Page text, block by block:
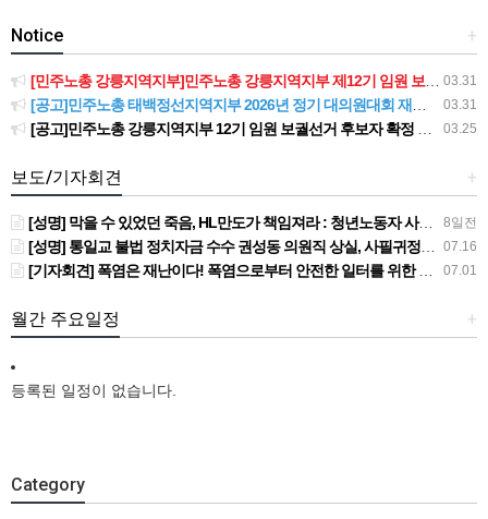
+
Notice
03.31
[민주노총 강릉지역지부]민주노총 강릉지역지부 제12기 임원 보궐선거결과 공고
03.31
[공고]민주노총 태백정선지역지부 2026년 정기 대의원대회 재소집 건
03.25
[공고]민주노총 강릉지역지부 12기 임원 보궐선거 후보자 확정 공고
+
보도/기자회견
8일전
[성명] 막을 수 있었던 죽음, HL만도가 책임져라 : 청년노동자 사망사고의 철저한 진상규명과 재발방지 대책 마련하라
07.16
[성명] 통일교 불법 정치자금 수수 권성동 의원직 상실, 사필귀정이다
07.01
[기자회견] 폭염은 재난이다! 폭염으로부터 안전한 일터를 위한 민주노총 강원지역본부 폭염감시단 선포 기자회견
+
월간 주요일정
등록된 일정이 없습니다.
Category